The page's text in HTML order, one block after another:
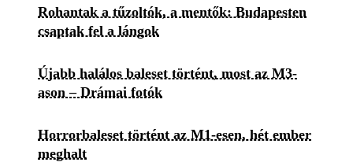
Rohantak a tűzoltók, a mentők: Budapesten
csaptak fel a lángok
Újabb halálos baleset történt, most az M3-
ason – Drámai fotók
Horrorbaleset történt az M1-esen, hét ember
meghalt